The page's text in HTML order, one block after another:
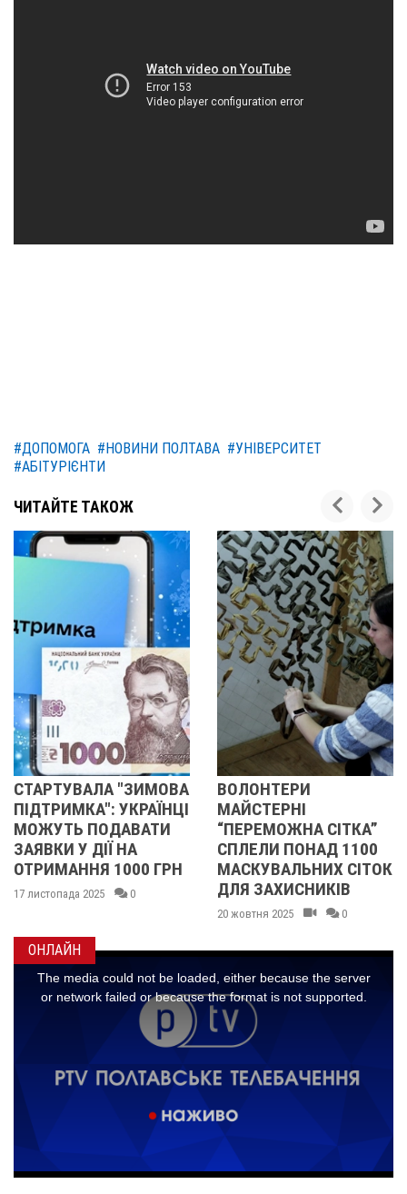
#ДОПОМОГА #НОВИНИ ПОЛТАВА #УНІВЕРСИТЕТ
#АБІТУРІЄНТИ
ЧИТАЙТЕ ТАКОЖ
ГРН
ВОЛОНТЕРИ
МАЙСТЕРНІ
“ПЕРЕМОЖНА СІТКА”
СПЛЕЛИ ПОНАД 1100
МАСКУВАЛЬНИХ СІТОК
ДЛЯ ЗАХИСНИКІВ
ОБ’ЄДНАНІ
ЛЮБОВ’Ю: ЯК ГО
ЗАГИБЛИХ
ПОЛТАВЩИНИ»
ПЕРЕТВОРЮЄ
НА СИЛУ
25 липня 2025
ОНЛАЙН